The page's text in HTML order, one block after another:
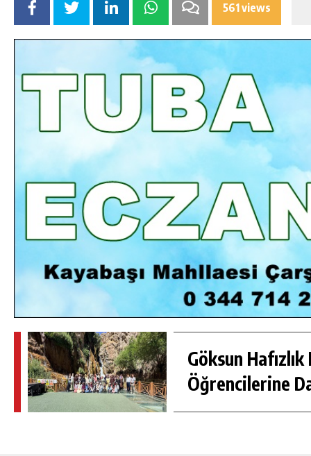
561 views
Göksun Hafızlık
Öğrencilerine
GÜNLÜK HABER AKIŞI
GÖKSUN HAFIZLIK KIZ KUR’AN KURSU
ÖĞRENCILERINE DARENDE GEZISI.